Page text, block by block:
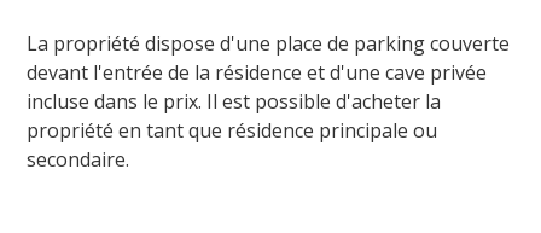
La propriété dispose d'une place de parking couverte
devant l'entrée de la résidence et d'une cave privée
incluse dans le prix. Il est possible d'acheter la
propriété en tant que résidence principale ou
secondaire.